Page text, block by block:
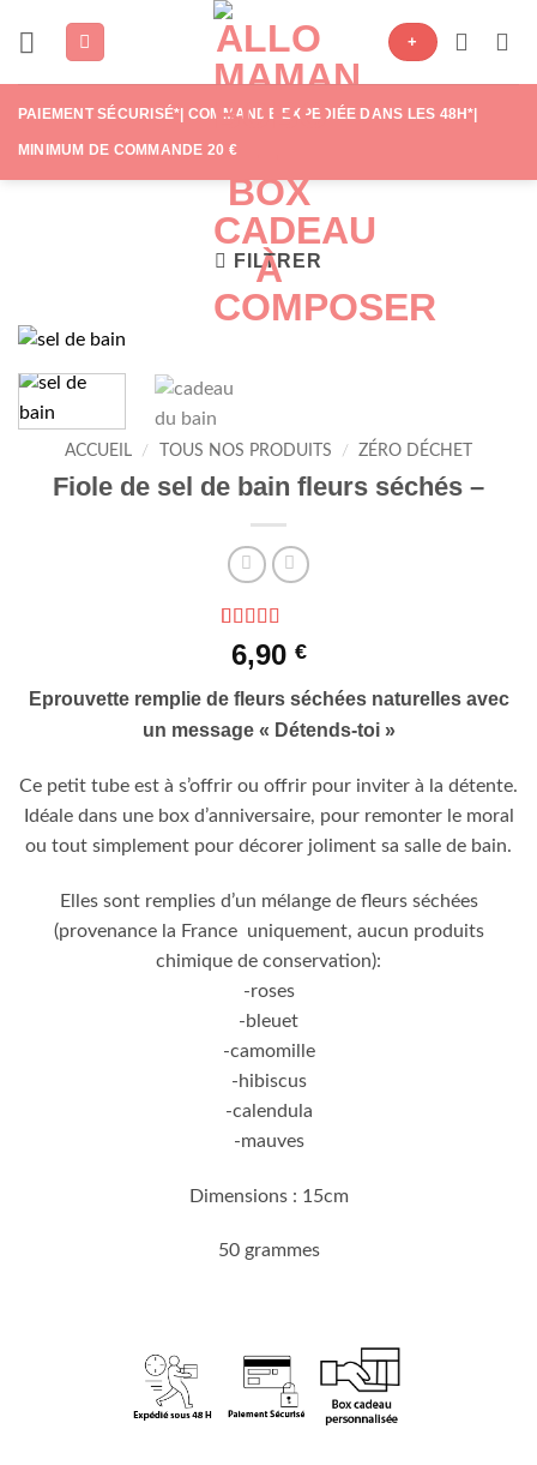
+
PAIEMENT SÉCURISÉ*| COMMANDE EXPÉDIÉE DANS LES 48H*|
MINIMUM DE COMMANDE 20 €
FILTRER
ACCUEIL / TOUS NOS PRODUITS / ZÉRO DÉCHET
Fiole de sel de bain fleurs séchés –
Noté5sur 5
basé sur
client
6,90 €
Eprouvette remplie de fleurs séchées naturelles avec
un message « Détends-toi »
Ce petit tube est à s’offrir ou offrir pour inviter à la détente.
Idéale dans une box d’anniversaire, pour remonter le moral
ou tout simplement pour décorer joliment sa salle de bain.
Elles sont remplies d’un mélange de fleurs séchées
(provenance la France uniquement, aucun produits
chimique de conservation):
-roses
-bleuet
-camomille
-hibiscus
-calendula
-mauves
Dimensions : 15cm
50 grammes